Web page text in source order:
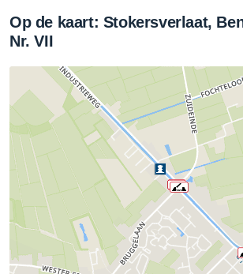
Op de kaart: Stokersverlaat,
Nr. VII